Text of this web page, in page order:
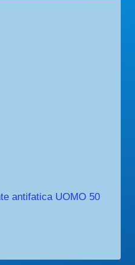
antifatica UOMO 50